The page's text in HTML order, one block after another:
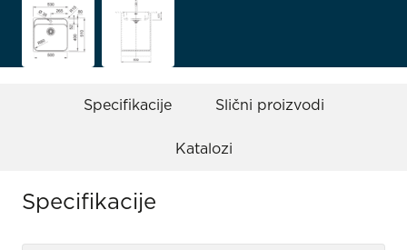
Specifikacije Slični proizvodi
Katalozi
Specifikacije